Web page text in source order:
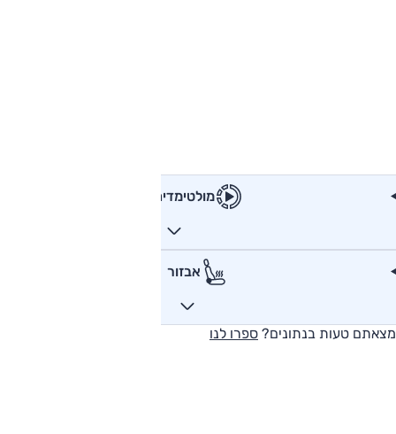
מולטימדיה
אבזור
מצאתם טעות בנתונים? ספרו לנו